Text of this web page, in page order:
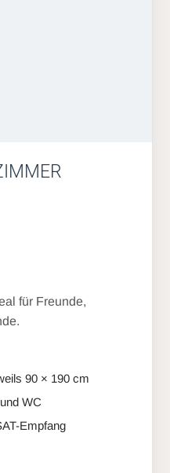
für Freunde,
90 × 190 cm
WC
Empfang